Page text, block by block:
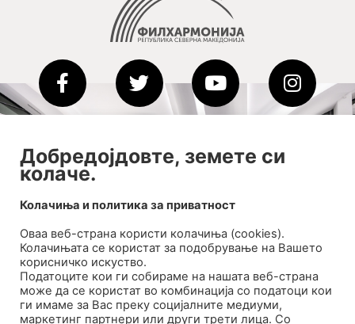
2020-09-01_argument!
Filharmonija
Добредојдовте, земете си
колаче.
Колачиња и политика за приватност
Оваа веб-странa користи колачиња (cookies).
Колачињата се користат за подобрување на Вашето
корисничко искуство.
Податоците кои ги собираме на нашата веб-страна
може да се користат во комбинација со податоци кои
ги имаме за Вас преку социјалните медиуми,
маркетинг партнери или други трети лица. Со